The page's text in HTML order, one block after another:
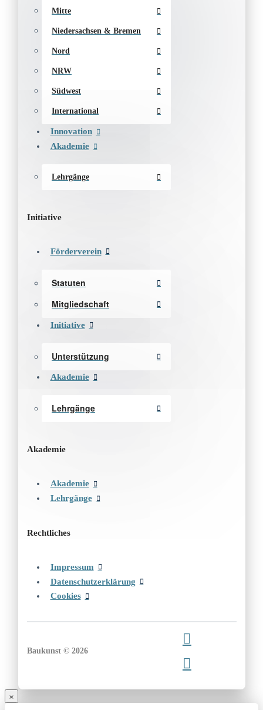
Mitte
Niedersachsen & Bremen
Nord
NRW
Südwest
International
Innovation
Akademie
Lehrgänge
Initiative
Förderverein
Statuten
Mitgliedschaft
Initiative
Unterstützung
Akademie
Lehrgänge
Akademie
Akademie
Lehrgänge
Rechtliches
Impressum
Datenschutzerklärung
Cookies
Baukunst © 2026